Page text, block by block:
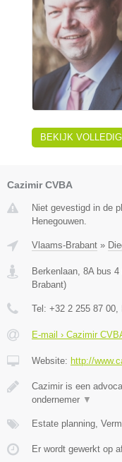
BEKIJK
Cazimir CVBA
Niet gevestigd in de
Henegouwen.
Vlaams-Brabant »
Berkenlaan, 8A bus
Brabant)
Tel: +32 2 255 87 00
E-mail › Cazimir
Website: http://
Cazimir is een
ondernemer ▼
Estate planning,
Er wordt gewerkt op